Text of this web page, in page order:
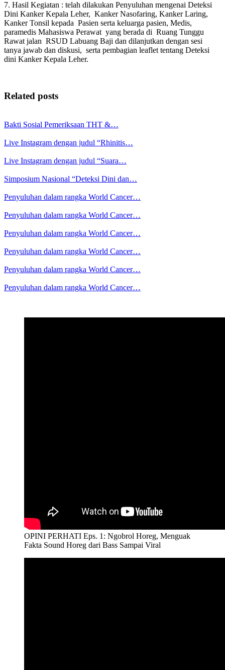
7. Hasil Kegiatan : telah dilakukan Penyuluhan mengenai Deteksi
Dini Kanker Kepala Leher, Kanker Nasofaring, Kanker Laring,
Kanker Tonsil kepada Pasien serta keluarga pasien, Medis,
paramedis Mahasiswa Perawat yang berada di Ruang Tunggu
Rawat jalan RSUD Labuang Baji dan dilanjutkan dengan sesi
tanya jawab dan diskusi, serta pembagian leaflet tentang Deteksi
dini Kanker Kepala Leher.
Related posts
Bakti Sosial Pemeriksaan THT &…
Live Instagram dengan judul “Rhinitis…
Live Instagram dengan judul “Suara…
Simposium Nasional “Deteksi Dini dan…
Penyuluhan dalam rangka World Cancer…
Penyuluhan dalam rangka World Cancer…
Penyuluhan dalam rangka World Cancer…
Penyuluhan dalam rangka World Cancer…
Penyuluhan dalam rangka World Cancer…
Penyuluhan dalam rangka World Cancer…
OPINI PERHATI Eps. 1: Ngobrol Horeg, Menguak
Fakta Sound Horeg dari Bass Sampai Viral